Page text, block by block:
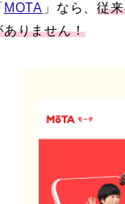
MOTA 」なら、従
ありません！